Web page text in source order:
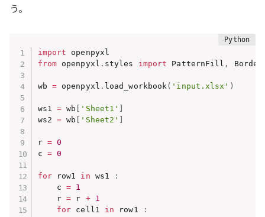
う。
import
from openpyxl . styles import PatternFill , Border
wb = openpyxl . load_workbook( 'input.xlsx' )
ws1 = wb 'Sheet1'
ws2 = wb 'Sheet2'
r = 0
c = 0
for row1 in ws1
:
    c
= 1
    r
= r +
1
for cell1 in row1
: